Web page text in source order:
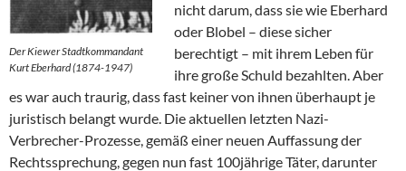
Der Kiewer Stadtkommandant
Kurt Eberhard (1874-1947)
nicht darum, dass sie wie Eberhard
oder Blobel – diese sicher
berechtigt – mit ihrem Leben für
ihre große Schuld bezahlten. Aber
es war auch traurig, dass fast keiner von ihnen überhaupt je
juristisch belangt wurde. Die aktuellen letzten Nazi-
Verbrecher-Prozesse, gemäß einer neuen Auffassung der
Rechtssprechung, gegen nun fast 100jährige Täter, darunter